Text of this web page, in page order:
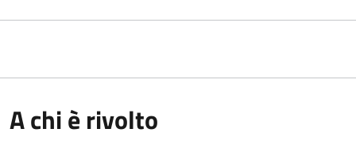
A chi è rivolto